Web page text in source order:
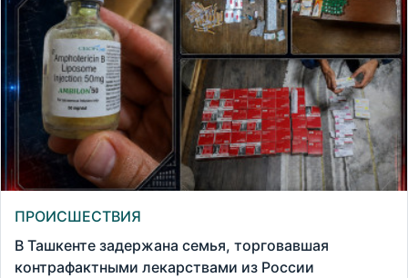
ПРОИСШЕСТВИЯ
В Ташкенте задержана семья, торговавшая
контрафактными лекарствами из России